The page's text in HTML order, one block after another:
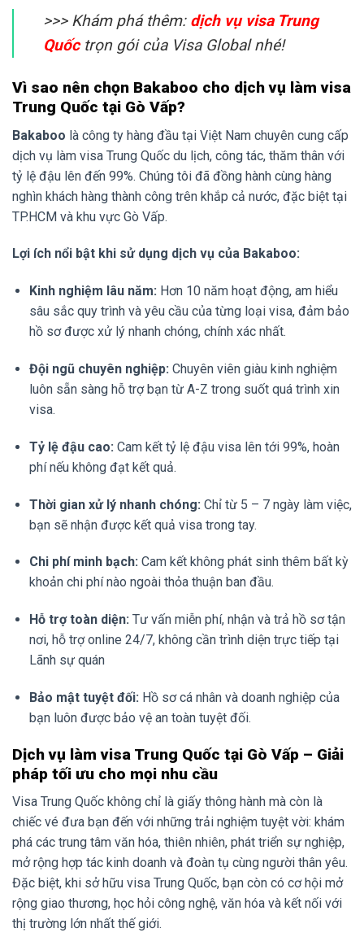
>>> Khám phá thêm: dịch vụ visa Trung
Quốctrọn gói của Visa Global nhé!
Vì sao nên chọn Bakaboo cho dịch vụ làm visa
Trung Quốc tại Gò Vấp?
Bakaboo là công ty hàng đầu tại Việt Nam chuyên cung cấp
dịch vụ làm visa Trung Quốc du lịch, công tác, thăm thân với
tỷ lệ đậu lên đến 99%. Chúng tôi đã đồng hành cùng hàng
nghìn khách hàng thành công trên khắp cả nước, đặc biệt tại
TP.HCM và khu vực Gò Vấp.
Lợi ích nổi bật khi sử dụng dịch vụ của Bakaboo:
Kinh nghiệm lâu năm: Hơn 10 năm hoạt động, am hiểu
sâu sắc quy trình và yêu cầu của từng loại visa, đảm bảo
hồ sơ được xử lý nhanh chóng, chính xác nhất.
Đội ngũ chuyên nghiệp: Chuyên viên giàu kinh nghiệm
luôn sẵn sàng hỗ trợ bạn từ A-Z trong suốt quá trình xin
visa.
Tỷ lệ đậu cao: Cam kết tỷ lệ đậu visa lên tới 99%, hoàn
phí nếu không đạt kết quả.
Thời gian xử lý nhanh chóng: Chỉ từ 5 – 7 ngày làm việc,
bạn sẽ nhận được kết quả visa trong tay.
Chi phí minh bạch: Cam kết không phát sinh thêm bất kỳ
khoản chi phí nào ngoài thỏa thuận ban đầu.
Hỗ trợ toàn diện: Tư vấn miễn phí, nhận và trả hồ sơ tận
nơi, hỗ trợ online 24/7, không cần trình diện trực tiếp tại
Lãnh sự quán
Bảo mật tuyệt đối: Hồ sơ cá nhân và doanh nghiệp của
bạn luôn được bảo vệ an toàn tuyệt đối.
Dịch vụ làm visa Trung Quốc tại Gò Vấp – Giải
pháp tối ưu cho mọi nhu cầu
Visa Trung Quốc không chỉ là giấy thông hành mà còn là
chiếc vé đưa bạn đến với những trải nghiệm tuyệt vời: khám
phá các trung tâm văn hóa, thiên nhiên, phát triển sự nghiệp,
mở rộng hợp tác kinh doanh và đoàn tụ cùng người thân yêu.
Đặc biệt, khi sở hữu visa Trung Quốc, bạn còn có cơ hội mở
rộng giao thương, học hỏi công nghệ, văn hóa và kết nối với
thị trường lớn nhất thế giới.